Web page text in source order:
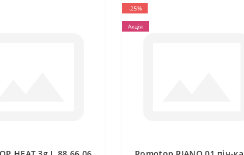
-25%
Акція